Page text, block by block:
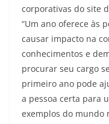
corporativas do site
“Um ano oferece às
causar impacto na
conhecimentos e
procurar seu cargo
primeiro ano pode
a pessoa certa para
exemplos do mundo